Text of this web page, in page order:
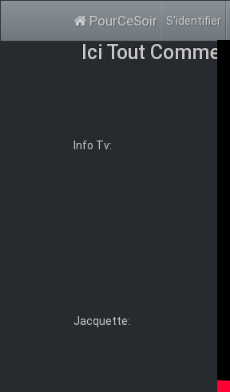
PourCeSoir S'identifier
Ici Tout
Info Tv:
Jacquette: